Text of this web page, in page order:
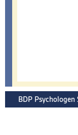
BDP Psychologen